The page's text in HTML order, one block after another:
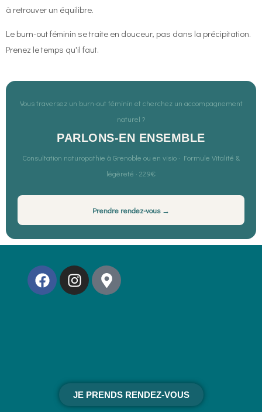
à retrouver un équilibre.
Le burn-out féminin se traite en douceur, pas dans la précipitation.
Prenez le temps qu'il faut.
Vous traversez un burn-out féminin et cherchez un accompagnement
naturel ?
PARLONS-EN ENSEMBLE
Consultation naturopathie à Grenoble ou en visio · Formule Vitalité &
légèreté · 229€
Prendre rendez-vous →
JE PRENDS RENDEZ-VOUS